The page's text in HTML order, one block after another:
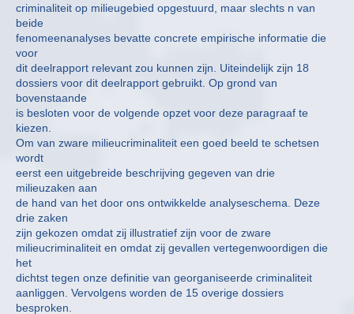
criminaliteit op milieugebied opgestuurd, maar slechts n van
beide
fenomeenanalyses bevatte concrete empirische informatie die
voor
dit deelrapport relevant zou kunnen zijn. Uiteindelijk zijn 18
dossiers voor dit deelrapport gebruikt. Op grond van
bovenstaande
is besloten voor de volgende opzet voor deze paragraaf te
kiezen.
Om van zware milieucriminaliteit een goed beeld te schetsen
wordt
eerst een uitgebreide beschrijving gegeven van drie
milieuzaken aan
de hand van het door ons ontwikkelde analyseschema. Deze
drie zaken
zijn gekozen omdat zij illustratief zijn voor de zware
milieucriminaliteit en omdat zij gevallen vertegenwoordigen die
het
dichtst tegen onze definitie van georganiseerde criminaliteit
aanliggen. Vervolgens worden de 15 overige dossiers
besproken.